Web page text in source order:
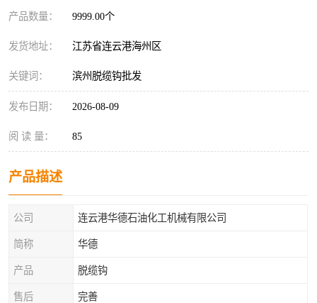
产品数量： 9999.00个
发货地址： 江苏省连云港海州区
关键词： 滨州脱缆钩批发
发布日期： 2026-08-09
阅 读 量： 85
产品描述
公司 连云港华德石油化工机械有限公司
简称 华德
产品 脱缆钩
售后 完善